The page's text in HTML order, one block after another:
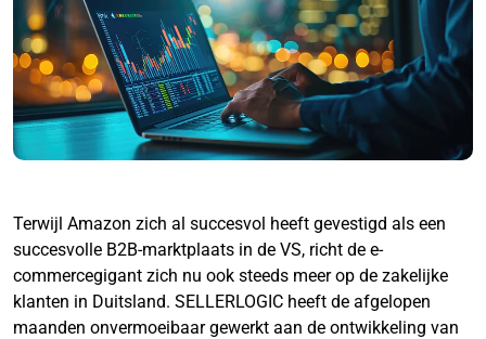
Terwijl Amazon zich al succesvol heeft gevestigd als een
succesvolle B2B-marktplaats in de VS, richt de e-
commercegigant zich nu ook steeds meer op de zakelijke
klanten in Duitsland. SELLERLOGIC heeft de afgelopen
maanden onvermoeibaar gewerkt aan de ontwikkeling van